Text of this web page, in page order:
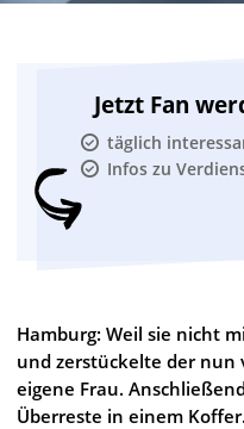
Jetzt Fan
täglich
Infos zu
Hamburg: Weil sie nicht
und zerstückelte der nun
eigene Frau.
Überreste in einem Koffer.